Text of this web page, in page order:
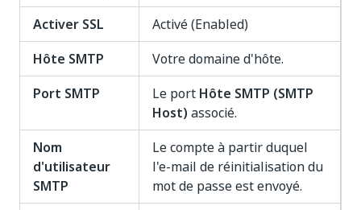
Activer SSL
Activé (Enabled)
Hôte SMTP
Votre domaine d'hôte.
Port SMTP
Le port Hôte SMTP (SMTP
Host) associé.
Nom
d'utilisateur
SMTP
Le compte à partir duquel
l'e-mail de réinitialisation du
mot de passe est envoyé.